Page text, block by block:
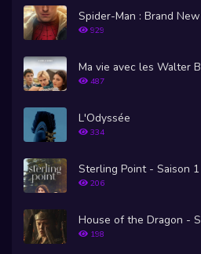
Spider-Man : Brand
929
Ma vie avec les Walter
487
L'Odyssée
334
Sterling Point - Saison 1
206
House of the Dragon -
198